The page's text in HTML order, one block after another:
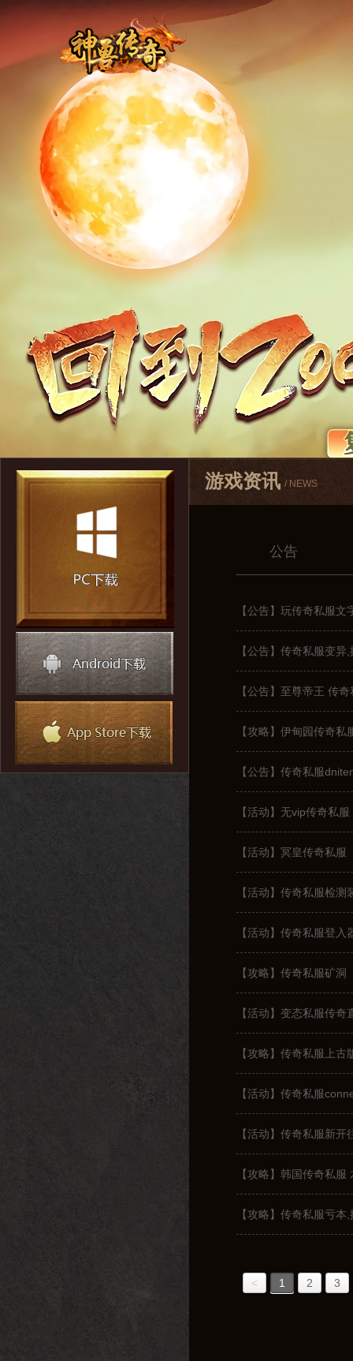
游戏资讯 / NEWS
公告
【公告】玩传奇私服
【公告】传奇私服变
【公告】至尊帝王 传
【攻略】伊甸园传奇私
【公告】传奇私服
【活动】无vip传奇私服
【活动】冥皇传奇私服
【活动】传奇私服检
【活动】传奇私服登
【攻略】传奇私服矿洞
【活动】变态私服传
【攻略】传奇私服上古
【活动】传奇私服
【活动】传奇私服新开
【攻略】韩国传奇私
【攻略】传奇私服亏
< 1 2 3